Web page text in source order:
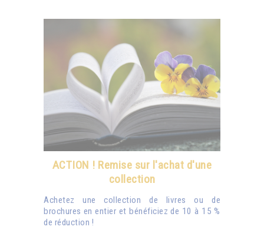
ACTION ! Remise sur l'achat d'une
collection
Achetez une collection de livres ou de
brochures en entier et bénéficiez de 10 à 15 %
de réduction !